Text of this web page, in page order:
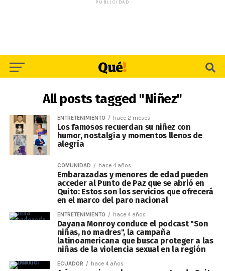
PUBLICIDAD
All posts tagged "Niñez"
ENTRETENIMIENTO hace 2 meses
Los famosos recuerdan su niñez con
humor, nostalgia y momentos llenos de
alegría
COMUNIDAD hace 4 años
Embarazadas y menores de edad pueden
acceder al Punto de Paz que se abrió en
Quito: Estos son los servicios que ofrecerá
en el marco del paro nacional
ENTRETENIMIENTO hace 4 años
Dayana Monroy conduce el podcast "Son
niñas, no madres", la campaña
latinoamericana que busca proteger a las
niñas de la violencia sexual en la región
ECUADOR hace 4 años